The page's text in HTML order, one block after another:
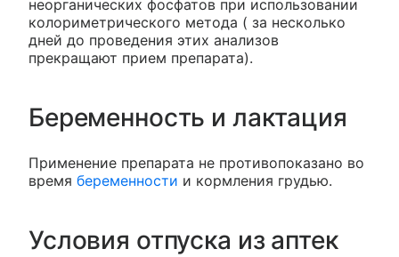
неорганических фосфатов при использовании
колориметрического метода ( за несколько
дней до проведения этих анализов
прекращают прием препарата).
Беременность и лактация
Применение препарата не противопоказано во
время беременности и кормления грудью.
Условия отпуска из аптек